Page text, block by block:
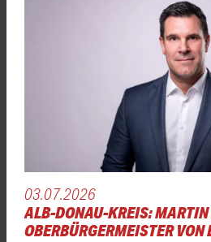
03.07.2026
ALB-DONAU-KREIS:
OBERBÜRGERMEISTER VON